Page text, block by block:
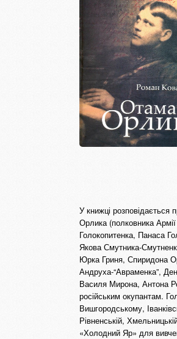
У книжці розповідається
Орлика (полковника
Голокопитенка, Панаса
Якова Смутника-
Юрка Гриня, Спиридона
Андруха-“Авраменка”,
Василя Мирона, Антона
російським окупантам.
Вишгородському,
Рівненській,
«Холодний Яр» для